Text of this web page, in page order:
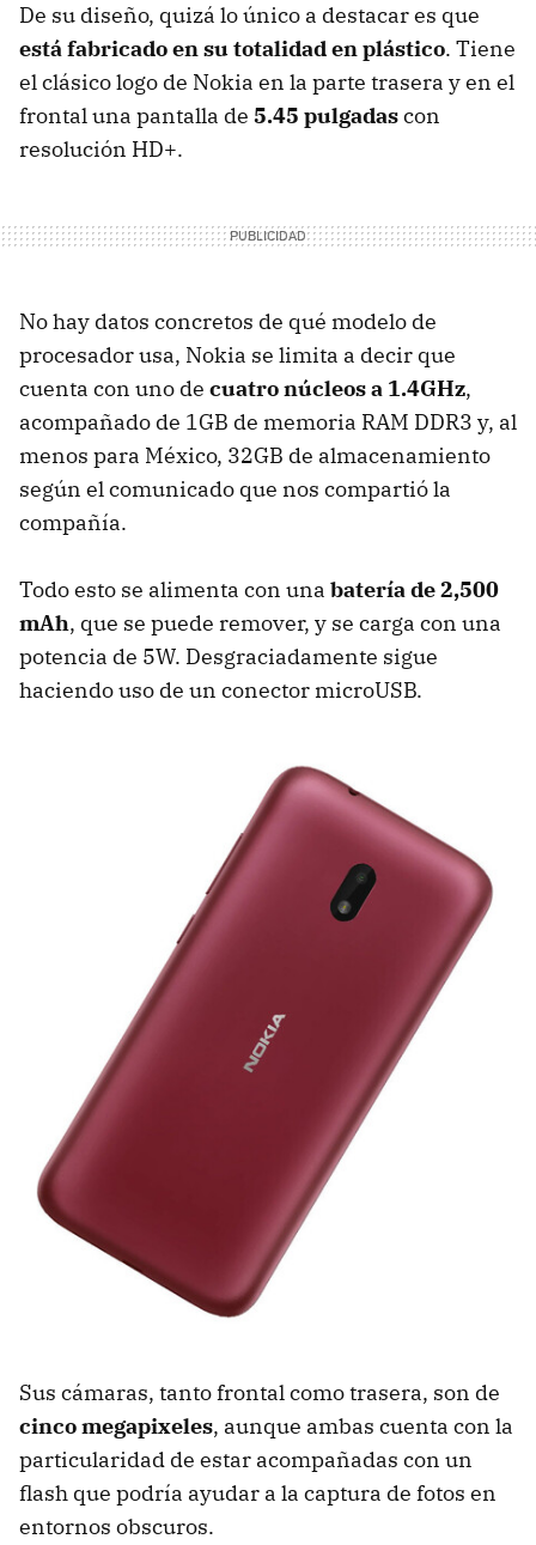
De su diseño, quizá lo único a destacar es que
está fabricado en su totalidad en plástico. Tiene
el clásico logo de Nokia en la parte trasera y en el
frontal una pantalla de 5.45 pulgadascon
resolución HD+.
No hay datos concretos de qué modelo de
procesador usa, Nokia se limita a decir que
cuenta con uno de cuatro núcleos a 1.4GHz,
acompañado de 1GB de memoria RAM DDR3 y, al
menos para México, 32GB de almacenamiento
según el comunicado que nos compartió la
compañía.
Todo esto se alimenta con una batería de 2,500
mAh, que se puede remover, y se carga con una
potencia de 5W. Desgraciadamente sigue
haciendo uso de un conector microUSB.
Sus cámaras, tanto frontal como trasera, son de
cinco megapixeles, aunque ambas cuenta con la
particularidad de estar acompañadas con un
flash que podría ayudar a la captura de fotos en
entornos obscuros.